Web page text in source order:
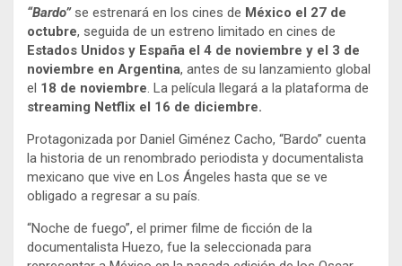
“Bardo”se estrenará en los cines de México el 27 de
octubre, seguida de un estreno limitado en cines de
Estados Unidos y España el 4 de noviembre y el 3 de
noviembre en Argentina, antes de su lanzamiento global
el 18 de noviembre. La película llegará a la plataforma de
streaming Netflix el 16 de diciembre.
Protagonizada por Daniel Giménez Cacho, “Bardo” cuenta
la historia de un renombrado periodista y documentalista
mexicano que vive en Los Ángeles hasta que se ve
obligado a regresar a su país.
“Noche de fuego”, el primer filme de ficción de la
documentalista Huezo, fue la seleccionada para